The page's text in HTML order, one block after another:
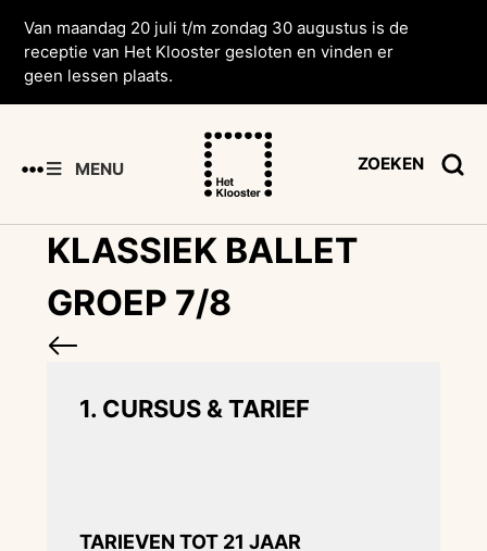
Van maandag 20 juli t/m zondag 30 augustus is de
receptie van Het Klooster gesloten en vinden er
geen lessen plaats.
MENU ZOEKEN
KLASSIEK BALLET
GROEP 7/8
1. CURSUS & TARIEF
TARIEVEN TOT 21 JAAR